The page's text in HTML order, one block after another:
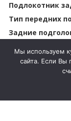
Подлокотник
Тип передних
Задние
Мы используем
сайта. Если Вы